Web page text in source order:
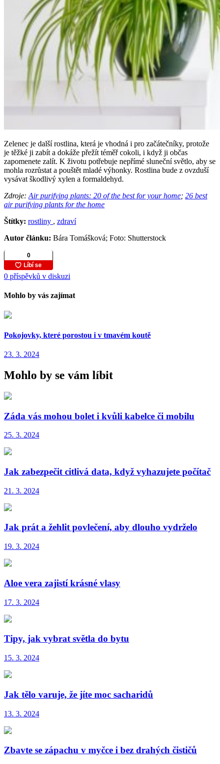
Zelenec je další rostlina, která je vhodná i pro začátečníky, protože
je těžké ji zabít a dokáže přežít téměř cokoli, i když ji občas
zapomenete zalít. K životu potřebuje nepřímé sluneční světlo, aby se
mohla rozrůstat a pouštět mladé výhonky. Rostlina bude z ovzduší
vysávat škodlivý xylen a formaldehyd.
Zdroje: Air purifying plants: 20 of the best for your home; 26 best
air purifying plants for the home
Štítky: rostliny , zdraví
Autor článku: Bára Tomášková; Foto: Shutterstock
0 příspěvků v diskuzi
Mohlo by vás zajímat
Pokojovky, které porostou i v tmavém koutě
23. 3. 2024
Mohlo by se vám líbit
Záda vás mohou bolet i kvůli kabelce či mobilu
25. 3. 2024
Jak zabezpečit citlivá data, když vyhazujete počítač
21. 3. 2024
Jak prát a žehlit povlečení, aby dlouho vydrželo
19. 3. 2024
Aloe vera zajistí krásné vlasy
17. 3. 2024
Tipy, jak vybrat světla do bytu
15. 3. 2024
Jak tělo varuje, že jíte moc sacharidů
13. 3. 2024
Zbavte se zápachu v myčce i bez drahých čističů